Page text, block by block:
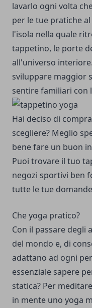
lavarlo ogni volta
per le tue pratiche
l'isola nella quale
tappetino, le porte
all'universo
sviluppare maggior
sentire familiari con
Hai deciso di
scegliere? Meglio
bene fare un buon
Puoi trovare il tuo
negozi sportivi ben
tutte le tue
Che yoga pratico?
Con il passare degli
del mondo e, di
adattano ad ogni
essenziale sapere
statica? Per
in mente uno yoga